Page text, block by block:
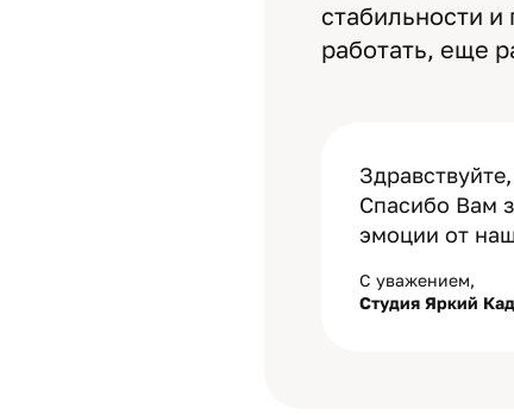
стабильности
работать, еще
Спасибо Вам
эмоции от
С уважением,
Студия Яркий